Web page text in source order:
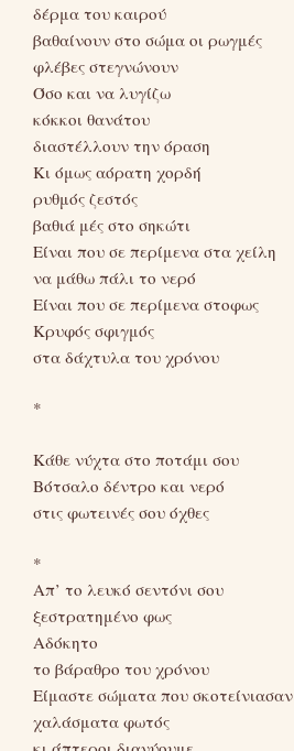
δέρμα του καιρού
βαθαίνουν στο σώμα οι ρωγμές
φλέβες στεγνώνουν
Όσο και να λυγίζω
κόκκοι θανάτου
διαστέλλουν την όραση
Κι όμως αόρατη χορδή
ρυθμός ζεστός
βαθιά μές στο σηκώτι
Είναι που σε περίμενα στα χείλη
να μάθω πάλι το νερό
Είναι που σε περίμενα στοφως
Κρυφός σφιγμός
στα δάχτυλα του χρόνου
*
Κάθε νύχτα στο ποτάμι σου
Βότσαλο δέντρο και νερό
στις φωτεινές σου όχθες
*
Απ’ το λευκό σεντόνι σου
ξεστρατημένο φως
Αδόκητο
το βάραθρο του χρόνου
Είμαστε σώματα που σκοτείνιασαν
χαλάσματα φωτός